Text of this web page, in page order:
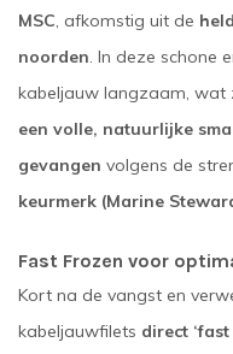
MSC, afkomstig uit de
noorden. In deze schone
kabeljauw langzaam, wat
een volle, natuurlijke
gevangen volgens de
keurmerk (Marine
Fast Frozen voor
Kort na de vangst en
kabeljauwfilets direct